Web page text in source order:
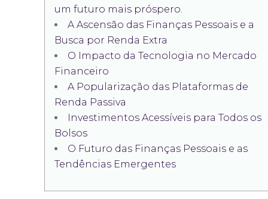
um futuro mais próspero.
A Ascensão das Finanças Pessoais e a
Busca por Renda Extra
O Impacto da Tecnologia no Mercado
Financeiro
A Popularização das Plataformas de
Renda Passiva
Investimentos Acessíveis para Todos os
Bolsos
O Futuro das Finanças Pessoais e as
Tendências Emergentes